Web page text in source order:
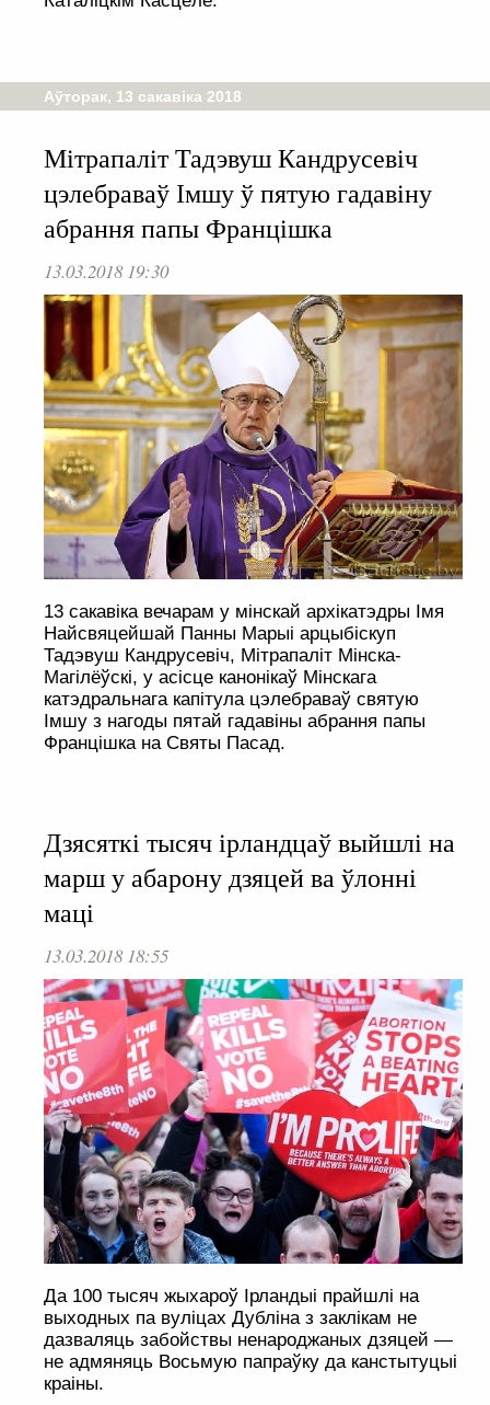
Аўторак, 13 сакавіка 2018
Мітрапаліт Тадэвуш Кандрусевіч
цэлебраваў Імшу ў пятую гадавіну
абрання папы Францішка
13.03.2018 19:30
13 сакавіка вечарам у мінскай архікатэдры Імя
Найсвяцейшай Панны Марыі арцыбіскуп
Тадэвуш Кандрусевіч, Мітрапаліт Мінска-
Магілёўскі, у асісце канонікаў Мінскага
катэдральнага капітула цэлебраваў святую
Імшу з нагоды пятай гадавіны абрання папы
Францішка на Святы Пасад.
Дзясяткі тысяч ірландцаў выйшлі на
марш у абарону дзяцей ва ўлонні
маці
13.03.2018 18:55
Да 100 тысяч жыхароў Ірландыі прайшлі на
выходных па вуліцах Дубліна з заклікам не
дазваляць забойствы ненароджаных дзяцей —
не адмяняць Восьмую папраўку да канстытуцыі
краіны.